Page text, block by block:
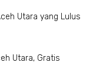
Utara yang Lulus
Utara, Gratis